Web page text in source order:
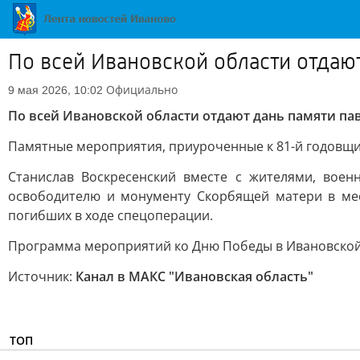
По всей Ивановской области
9 мая 2026, 10:02 Официально
По всей Ивановской области отдают дань памяти
Памятные мероприятия, приуроченные к 81-й
Станислав Воскресенский вместе с жителями,
освободителю и монументу Скорбящей матери в
погибших в ходе спецоперации.
Программа мероприятий ко Дню Победы в
Источник: Канал в МАКС "Ивановская область"
ТОП